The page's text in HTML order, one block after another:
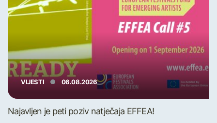
VIJESTI 06.08.2026
Najavljen je peti poziv natječaja EFFEA!